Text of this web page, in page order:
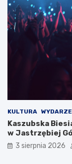
KULTURA
Kaszubska
w Jastrzębiej
3 sierpnia 2026